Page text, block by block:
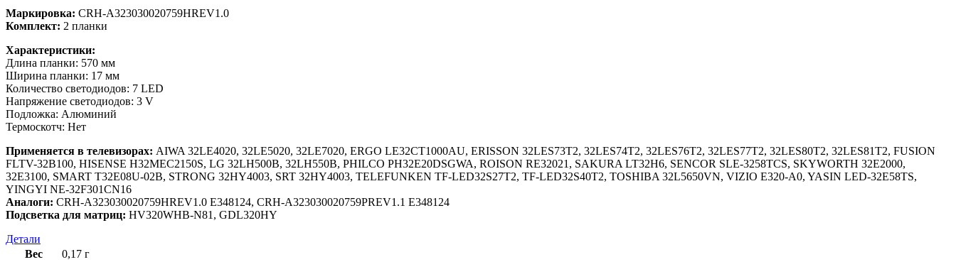
Маркировка: CRH-A323030020759HREV1.0
Комплект: 2 планки
Характеристики:
Длина планки: 570 мм
Ширина планки: 17 мм
Количество светодиодов: 7 LED
Напряжение светодиодов: 3 V
Подложка: Алюминий
Термоскотч: Нет
Применяется в телевизорах: AIWA 32LE4020, 32LE5020, 32LE7020, ERGO LE32CT1000AU, ERISSON 32LES73T2, 32LES74T2, 32LES76T2, 32LES77T2, 32LES80T2, 32LES81T2, FUSION
FLTV-32B100, HISENSE H32MEC2150S, LG 32LH500B, 32LH550B, PHILCO PH32E20DSGWA, ROISON RE32021, SAKURA LT32H6, SENCOR SLE-3258TCS, SKYWORTH 32E2000,
32E3100, SMART T32E08U-02B, STRONG 32HY4003, SRT 32HY4003, TELEFUNKEN TF-LED32S27T2, TF-LED32S40T2, TOSHIBA 32L5650VN, VIZIO E320-A0, YASIN LED-32E58TS,
YINGYI NE-32F301CN16
Аналоги: CRH-A323030020759HREV1.0 E348124, CRH-A323030020759PREV1.1 E348124
Подсветка для матриц: HV320WHB-N81, GDL320HY
Детали
Вес
0,17 г